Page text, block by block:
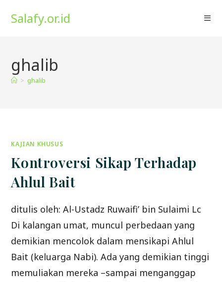
Salafy.or.id
ghalib
> ghalib
KAJIAN KHUSUS
Kontroversi Sikap Terhadap
Ahlul Bait
ditulis oleh: Al-Ustadz Ruwaifi’ bin Sulaimi Lc
Di kalangan umat, muncul perbedaan yang
demikian mencolok dalam mensikapi Ahlul
Bait (keluarga Nabi). Ada yang demikian tinggi
memuliakan mereka –sampai menganggap